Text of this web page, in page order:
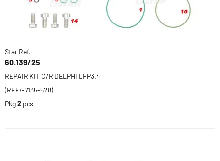
Star Ref.
60.139/25
REPAIR KIT C/R DELPHI DFP3.4
(REF/-7135-528)
Pkg2 pcs